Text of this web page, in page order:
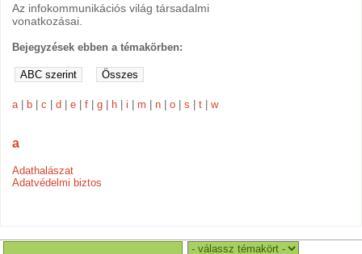
Az infokommunikációs világ társadalmi
vonatkozásai.
Bejegyzések ebben a témakörben:
a| b |c |d |e |f |g h |i |m |n |o |s |t |w
a
Adathalászat
Adatvédelmi biztos